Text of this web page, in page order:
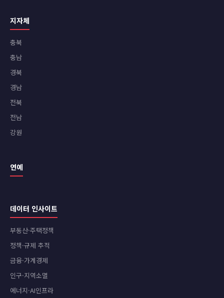
지자체
충북
충남
경북
경남
전북
전남
강원
연예
데이터 인사이트
부동산·주택정책
정책·규제 추적
금융·가계경제
인구·지역소멸
에너지·AI인프라